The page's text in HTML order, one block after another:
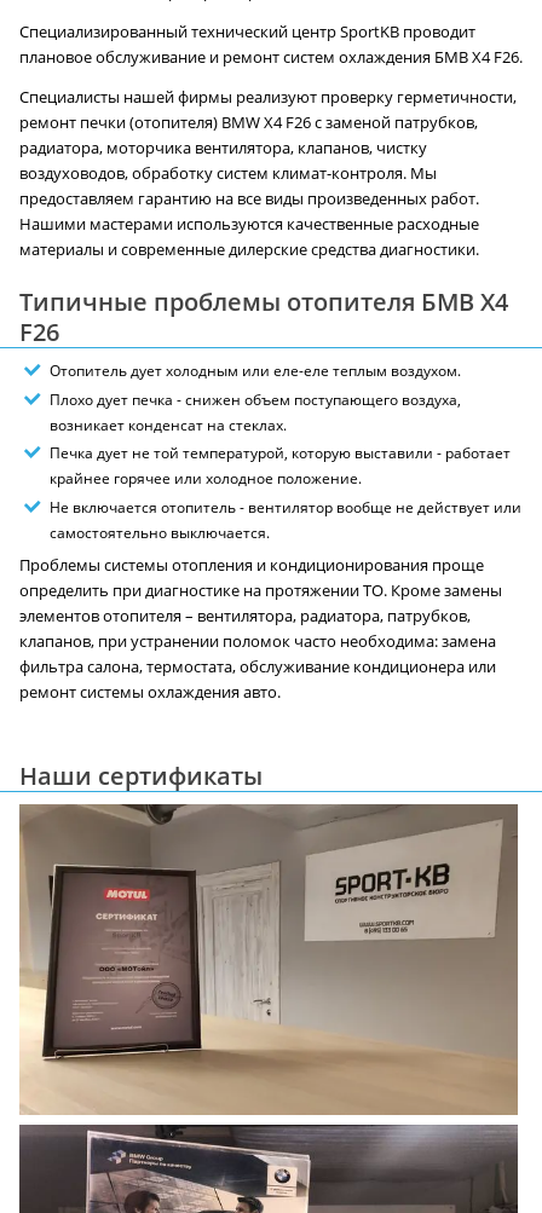
Специализированный технический центр SportKB проводит
плановое обслуживание и ремонт систем охлаждения БМВ X4 F26.
Специалисты нашей фирмы реализуют проверку герметичности,
ремонт печки (отопителя) BMW X4 F26 с заменой патрубков,
радиатора, моторчика вентилятора, клапанов, чистку
воздуховодов, обработку систем климат-контроля. Мы
предоставляем гарантию на все виды произведенных работ.
Нашими мастерами используются качественные расходные
материалы и современные дилерские средства диагностики.
Типичные проблемы отопителя БМВ X4
F26
Отопитель дует холодным или еле-еле теплым воздухом.
Плохо дует печка - снижен объем поступающего воздуха,
возникает конденсат на стеклах.
Печка дует не той температурой, которую выставили - работает
крайнее горячее или холодное положение.
Не включается отопитель - вентилятор вообще не действует или
самостоятельно выключается.
Проблемы системы отопления и кондиционирования проще
определить при диагностике на протяжении ТО. Кроме замены
элементов отопителя – вентилятора, радиатора, патрубков,
клапанов, при устранении поломок часто необходима: замена
фильтра салона, термостата, обслуживание кондиционера или
ремонт системы охлаждения авто.
Наши сертификаты